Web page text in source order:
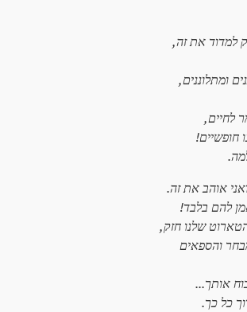
למדוד את זה,
לחיים,
חופשיים!
אוהב את זה.
להם בלבד!
שלנו חזק,
והספאים
כל כך.